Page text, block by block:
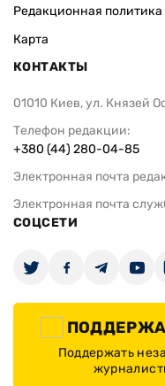
Редакционная политика
Карта
КОНТАКТЫ
01010 Киев, ул. Князей
Телефон редакции:
+380 (44) 280-04-85
Электронная почта
Электронная почта
СОЦСЕТИ
Поддержать